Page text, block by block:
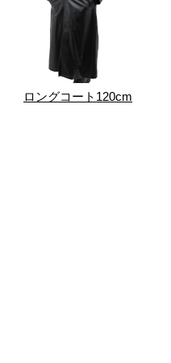
ロングコート120cm